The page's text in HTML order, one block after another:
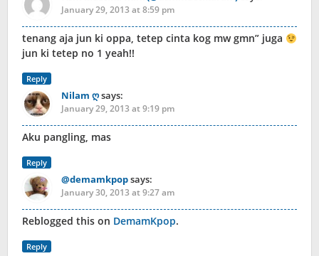
January 29, 2013 at 8:59 pm
tenang aja jun ki oppa, tetep cinta kog mw gmn” juga
jun ki tetep no 1 yeah!!
Reply
Nilam ღsays:
January 29, 2013 at 9:19 pm
Aku pangling, mas
Reply
@demamkpopsays:
January 30, 2013 at 9:27 am
Reblogged this on DemamKpop.
Reply